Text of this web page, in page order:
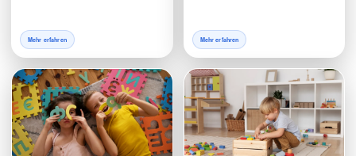
Mehr erfahren Mehr erfahren